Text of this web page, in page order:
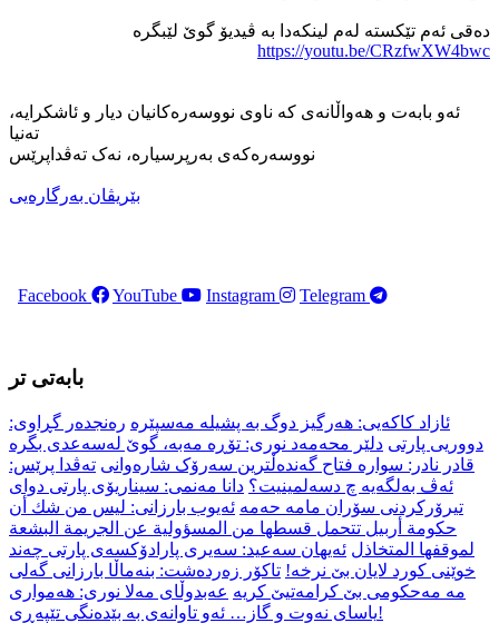
دەقی ئەم تێکستە لەم لینکەدا بە ڤیدیۆ گوێ لێبگرە
https://youtu.be/CRzfwXW4bwc
ئەو بابەت و هەواڵانەی کە ناوی نووسەرەکانیان دیار و ئاشکرایە،
تەنیا
نووسەرەکەی بەرپرسیارە، نەک تەڤداپرێس
بێریڤان بەرگارەیی
Facebook YouTube Instagram Telegram
بابەتی تر
ئازاد کاکەیی: هەرگیز دوگ بە پشیلە مەسپێرە رەنجدەر گڕاوی:
دووریی پارتی دلێر محەمەد نوری: تۆڕە مەبە، گوێ لەسەعدی بگرە
قادر نادر: سوارە فتاح گەندەڵترین سەرۆک شارەوانی تەڤدا پرێس:
ئه‌ڤ به‌لگه‌یه‌ چ دسه‌لمینیت؟ دانا مەنمی: سیناریۆی پارتی دوای
تیرۆرکردنی سۆران مامە حەمە ئەیوب بارزانی: ليس من شك أن
حكومة أربيل تتحمل قسطها من المسؤولية عن الجريمة البشعة
لموقفها المتخاذل ئەیهان سەعید: سەیری پارادۆکسەی پارتی چەند
خوێنی کورد لایان بێ نرخە! تاكۆر زه‌رده‌شت: بنه‌ماڵا بارزانی گه‌لی
مه‌ مه‌حكومی بێ كرامه‌تیێ كریه‌ عەبدوڵای مەلا نوری: هەمواری
یاسای نەوت و گاز… ئەو تاوانەی بە بێدەنگی تێپەڕی!